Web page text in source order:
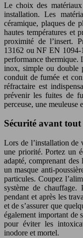
Le choix des
installation. Les
céramique, plaques de
hautes températures et
proximité de l’insert.
13162 ou NF EN 1094-
performance thermique.
inox, simple ou double
conduit de fumée et
réfractaire est
prévenir les fuites de
perceuse, une meuleuse
Sécurité avant tout
Lors de l’installation de
une priorité. Portez un
adapté, comprenant des
un masque anti-
particules. Coupez
système de
pendant et après les
et de s’assurer que
également important de
pour éviter les
inodore et mortel.